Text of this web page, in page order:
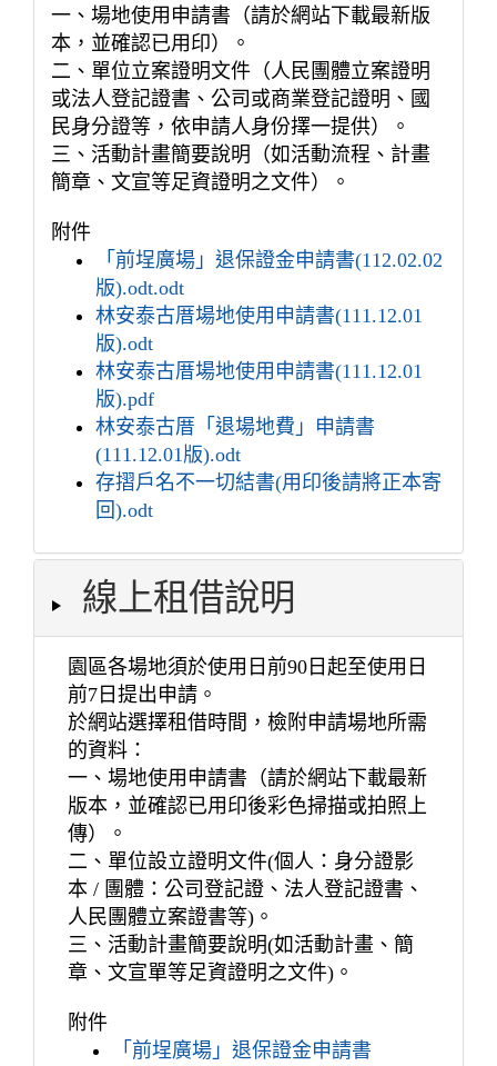
一、場地使用申請書（請於網站下載最新版
本，並確認已用印）。
二、單位立案證明文件（人民團體立案證明
或法人登記證書、公司或商業登記證明、國
民身分證等，依申請人身份擇一提供）。
三、活動計畫簡要說明（如活動流程、計畫
簡章、文宣等足資證明之文件）。
附件
「前埕廣場」退保證金申請書(112.02.02
版).odt.odt
林安泰古厝場地使用申請書(111.12.01
版).odt
林安泰古厝場地使用申請書(111.12.01
版).pdf
林安泰古厝「退場地費」申請書
(111.12.01版).odt
存摺戶名不一切結書(用印後請將正本寄
回).odt
線上租借說明
園區各場地須於使用日前90日起至使用日
前7日提出申請。
於網站選擇租借時間，檢附申請場地所需
的資料：
一、場地使用申請書（請於網站下載最新
版本，並確認已用印後彩色掃描或拍照上
傳）。
二、單位設立證明文件(個人：身分證影
本 / 團體：公司登記證、法人登記證書、
人民團體立案證書等)。
三、活動計畫簡要說明(如活動計畫、簡
章、文宣單等足資證明之文件)。
附件
「前埕廣場」退保證金申請書